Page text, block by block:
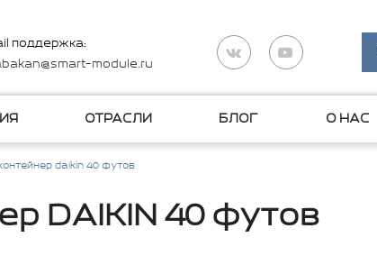
поддержка:
module.ru
ОТРАСЛИ БЛОГ О НАС
daikin 40 футов
DAIKIN 40 футов